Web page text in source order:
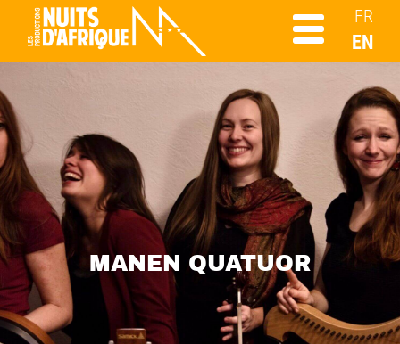
FR
EN
MANEN QUATUOR